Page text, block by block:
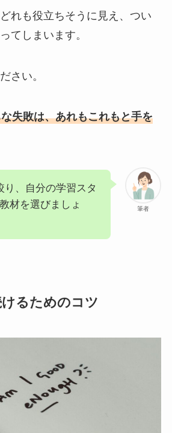
れも役立ちそうに見え、つい
てしまいます。
さい。
失敗は、あれもこれもと手を
筆者
り、自分の学習スタ
材を選びましょ
るためのコツ